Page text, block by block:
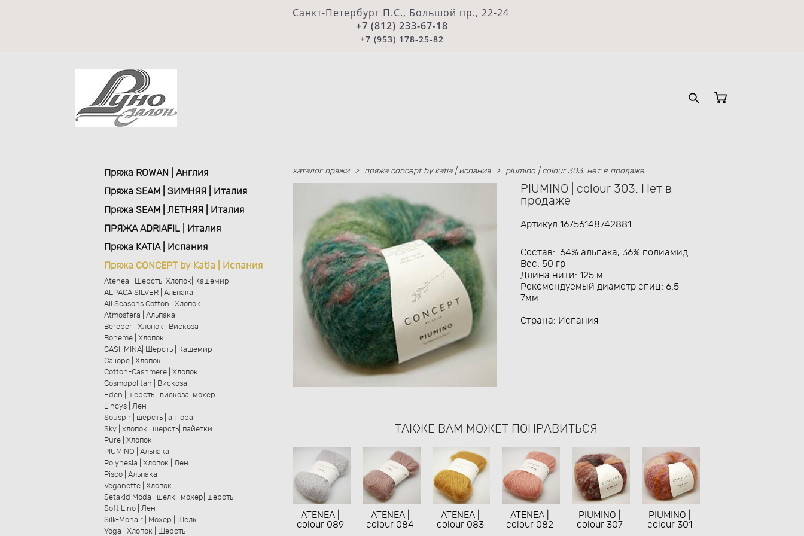
Санкт-Петербург П.С., Большой пр., 22-24
+7 (812) 233-67-18
+7 (953) 178-25-82
Пряжа ROWAN | Англия
Пряжа SEAM | ЗИМНЯЯ | Италия
Пряжа SEAM | ЛЕТНЯЯ | Италия
ПРЯЖА ADRIAFIL | Италия
Пряжа KATIA | Испания
Пряжа CONCEPT by Katia | Испания
Atenea | Шерсть| Хлопок| Кашемир
ALPACA SILVER | Альпака
All Seasons Cotton | Хлопок
Atmosfera | Альпака
Bereber | Хлопок | Вискоза
Boheme | Хлопок
CASHMINA| Шерсть | Кашемир
Caliope | Хлопок
Cotton-Cashmere | Хлопок
Cosmopolitan | Вискоза
Eden | шерсть | вискоза| мохер
Lincys | Лен
Souspir | шерсть | ангора
Sky | хлопок | шерсть| пайетки
Pure | Хлопок
PIUMINO | Альпака
Polynesia | Хлопок | Лен
Pisco | Альпака
Veganette | Хлопок
Setakid Moda | шелк | мохер| шерсть
Soft Lino | Лен
Silk-Mohair | Мохер | Шелк
Yoga | Хлопок | Шерсть
каталог пряжи > пряжа concept by katia | испания > piumino | colour 303. нет в продаже
PIUMINO | colour 303. Нет в
продаже
Артикул 16756148742881
Состав: 64% альпака, 36% полиамид
Вес: 50 гр
Длина нити: 125 м
Рекомендуемый диаметр спиц: 6.5 -
7мм
Страна: Испания
ТАКЖЕ ВАМ МОЖЕТ ПОНРАВИТЬСЯ
ATENEA |
colour 089
ATENEA |
colour 084
ATENEA |
colour 083
ATENEA |
colour 082
PIUMINO |
colour 307
PIUMINO |
colour 301